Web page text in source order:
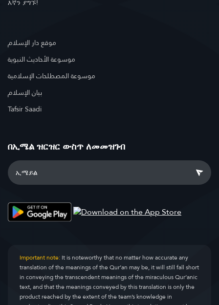
እኛን ያግኙ!
موقع دار الإسلام
موسوعة الأحاديث النبوية
موسوعة المصطلحات الإسلامية
بيان الإسلام
Tafsir Saadi
በኢሜል ዝርዝር ውስጥ ለመመዝገብ
Important note:It is noteworthy that no matter how accurate any
translation of the meanings of the Qur’an may be, it will still fall short
in conveying the transcendent meanings of the miraculous Qur’anic
text, and that the meanings conveyed by this translation is only the
product reached by the extent of the team’s knowledge in